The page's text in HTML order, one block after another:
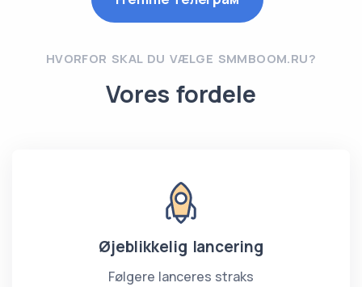
HVORFOR SKAL DU VÆLGE SMMBOOM.RU?
Vores fordele
Øjeblikkelig lancering
Følgere lanceres straks